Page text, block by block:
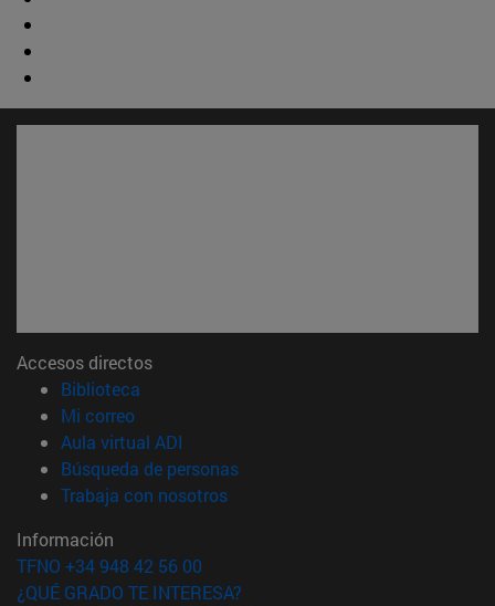
Accesos directos
Biblioteca
Mi correo(abre en nueva ventana)
Aula virtual ADI
Búsqueda de personas(abre en nueva ventana)
Trabaja con nosotros(abre en nueva ventana)
Información
TFNO +34 948 42 56 00
¿QUÉ GRADO TE INTERESA?